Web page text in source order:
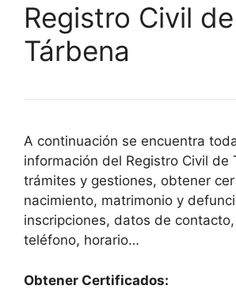
Registro Civil de
Tárbena
A continuación se encuentra
información del Registro Civil de
trámites y gestiones, obtener
nacimiento, matrimonio y
inscripciones, datos de
teléfono, horario…
Obtener Certificados: